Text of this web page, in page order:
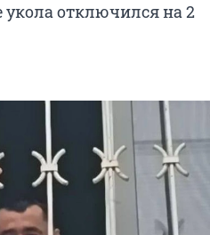
укола отключился на 2